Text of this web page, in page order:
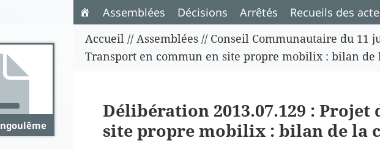
Assemblées Décisions Arrêtés
Recueils des
Accueil //Assemblées // Conseil Communautaire du 11
Transport en commun en site propre mobilix : bilan
Délibération 2013.07.129 :
site propre mobilix : bilan de la